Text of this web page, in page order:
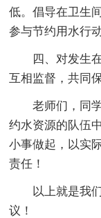
低。倡导在卫生
参与节约用水行动
四、对发生在
互相监督，共同
老师们，同学
约水资源的队伍
小事做起，以实
责任！
以上就是我们
议！